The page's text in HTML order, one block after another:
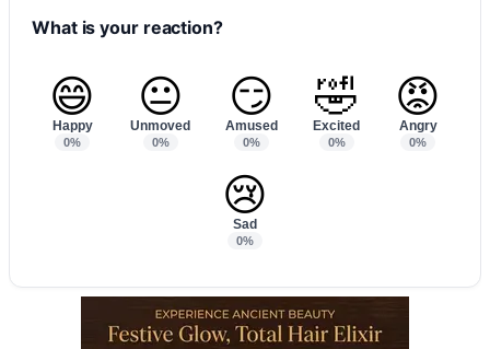
What is your reaction?
😄
Happy
0%
😐
Unmoved
0%
😏
Amused
0%
🤣
Excited
0%
😡
Angry
0%
😢
Sad
0%